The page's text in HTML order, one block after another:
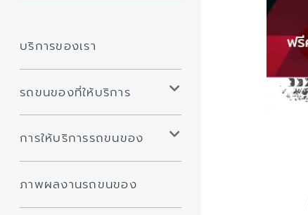
บริการของเรา
รถขนของที่ให้บริการ
การให้บริการรถขนของ
ภาพผลงานรถขนของ